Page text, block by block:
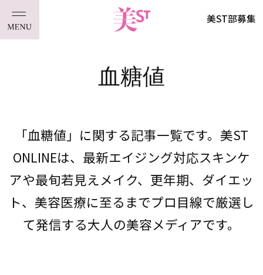
美ST部募集
血糖値
「血糖値」に関する記事一覧です。美ST
ONLINEは、最新エイジング対応スキンケ
アや最旬若見えメイク、更年期、ダイエッ
ト、美容医療に至るまでプロ目線で厳選し
て発信する大人の美容メディアです。